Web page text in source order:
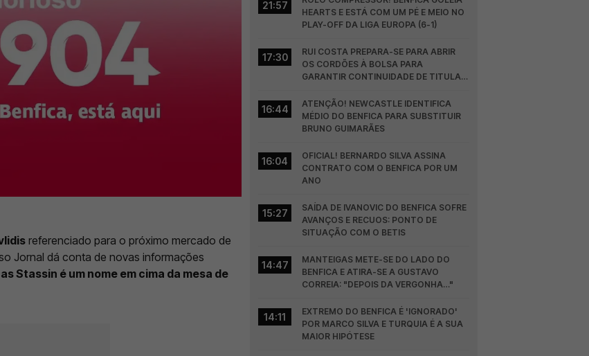
referenciado para o próximo mercado de
Jornal dá conta de novas informações
Stassin é um nome em cima da mesa de
21:57
HEARTS E ESTÁ COM UM PÉ E MEIO NO
PLAY-OFF DA LIGA EUROPA (6-1)
17:30
RUI COSTA PREPARA-SE PARA ABRIR
OS CORDÕES À BOLSA PARA
GARANTIR CONTINUIDADE DE TITULAR
16:44
ATENÇÃO! NEWCASTLE IDENTIFICA
MÉDIO DO BENFICA PARA SUBSTITUIR
BRUNO GUIMARÃES
16:04
OFICIAL! BERNARDO SILVA ASSINA
CONTRATO COM O BENFICA POR UM
ANO
15:27
SAÍDA DE IVANOVIC DO BENFICA SOFRE
AVANÇOS E RECUOS: PONTO DE
SITUAÇÃO COM O BETIS
14:47
MANTEIGAS METE-SE DO LADO DO
BENFICA E ATIRA-SE A GUSTAVO
CORREIA: "DEPOIS DA VERGONHA…"
14:11
EXTREMO DO BENFICA É 'IGNORADO'
POR MARCO SILVA E TURQUIA É A SUA
MAIOR HIPÓTESE